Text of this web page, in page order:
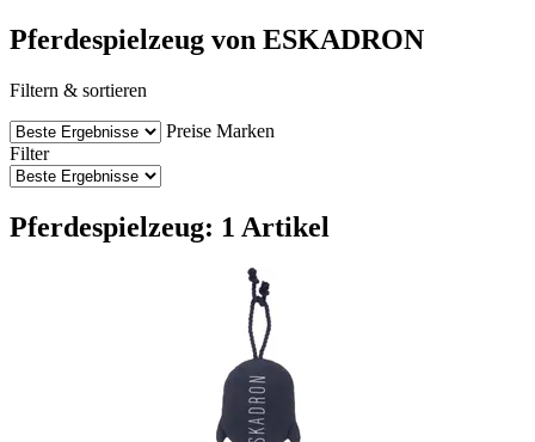
Pferdespielzeug von ESKADRON
Filtern & sortieren
Preise Marken
Filter
Pferdespielzeug: 1 Artikel